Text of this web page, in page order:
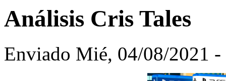
Análisis Cris Tales
Enviado Mié, 04/08/2021